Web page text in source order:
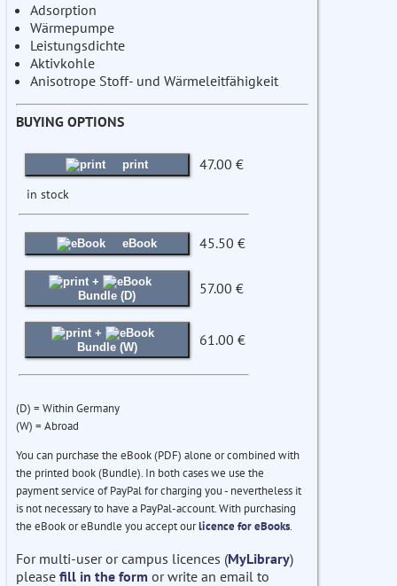
Adsorption
Wärmepumpe
Leistungsdichte
Aktivkohle
Anisotrope Stoff- und Wärmeleitfähigkeit
BUYING OPTIONS
print 47.00 €
in stock
eBook 45.50 €
+
Bundle (D)
57.00 €
+
Bundle (W)
61.00 €
(D) = Within Germany
(W) = Abroad
You can purchase the eBook (PDF) alone or combined with
the printed book (Bundle). In both cases we use the
payment service of PayPal for charging you - nevertheless it
is not necessary to have a PayPal-account. With purchasing
the eBook or eBundle you accept ourlicence for eBooks.
For multi-user or campus licences (MyLibrary)
please fill in the form or write an email to